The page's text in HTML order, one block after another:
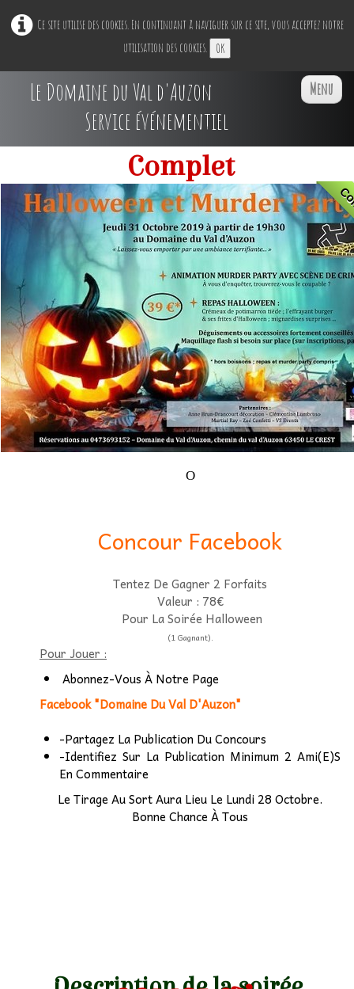
Ce site utilise des cookies. En continuant à naviguer sur ce site, vous acceptez notre
utilisation des cookies. OK
Le Domaine du Val d'Auzon
Service événementiel
Menu
Restaurant Ephémère▼
Nos Espaces
Professionnels▼
Particuliers▼
Etudiants
Associatif▼
Complet
O
Concour Facebook
Tentez De Gagner 2 Forfaits
Valeur : 78€
Pour La Soirée Halloween
(1 Gagnant).
Pour Jouer :
Abonnez-Vous À Notre Page
Facebook "Domaine Du Val D'Auzon"
-Partagez La Publication Du Concours
-Identifiez Sur La Publication Minimum 2 Ami(E)S
En Commentaire
Le Tirage Au Sort Aura Lieu Le Lundi 28 Octobre.
Bonne Chance À Tous